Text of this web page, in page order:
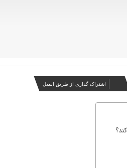
اشتراک گذاری از طریق ایمیل